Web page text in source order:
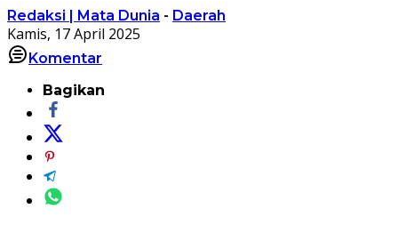
Redaksi | Mata Dunia - Daerah
Kamis, 17 April 2025
Komentar
Bagikan